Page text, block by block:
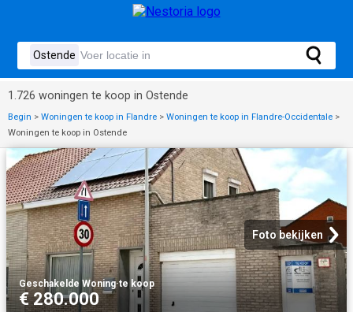
1.726 woningen te koop in Ostende
Begin > Woningen te koop in Flandre > Woningen te koop in Flandre-Occidentale >
Woningen te koop in Ostende
Foto bekijken
Geschakelde Woning·te koop
€ 280.000